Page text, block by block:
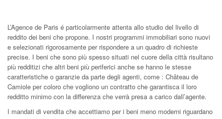
L’Agence de Paris é particolarmente attenta allo studio del livello di
reddito dei beni che propone. I nostri programmi immobiliari sono nuovi
e selezionati rigorosamente per rispondere a un quadro di richieste
precise. I beni che sono più spesso situati nel cuore della città risultano
più redditizi che altri beni più periferici anche se hanno le stesse
caratteristiche o garanzie da parte degli agenti, come : Château de
Camiole per coloro che vogliono un contratto che garantisca il loro
redditto minimo con la differenza che verrà presa a carico dall’agente.
I mandati di vendita che accettiamo per i beni meno moderni riguardano